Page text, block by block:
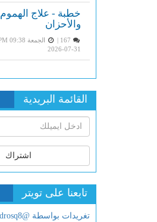
خطبة - علاج الهموم
والأحزان
الجمعة PM 09:38
2026-07-31
القائمة البريدية
اشتراك
تابعنا على تويتر
تغريدات بواسطة @drosq8